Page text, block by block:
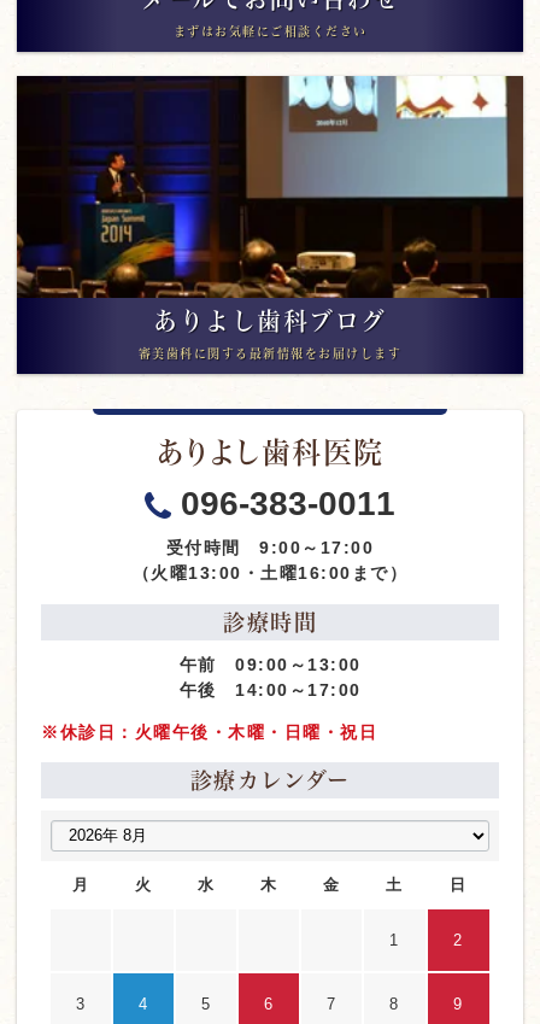
まずはお気軽にご相談ください
ありよし歯科ブログ
審美歯科に関する最新情報をお届けします
ありよし歯科医院
096-383-0011
受付時間 9:00～17:00
（火曜13:00・土曜16:00まで）
診療時間
午前 09:00～13:00
午後 14:00～17:00
※休診日：火曜午後・木曜・日曜・祝日
診療カレンダー
月 火 水 木 金 土 日
1 2
3 4 5 6 7 8 9